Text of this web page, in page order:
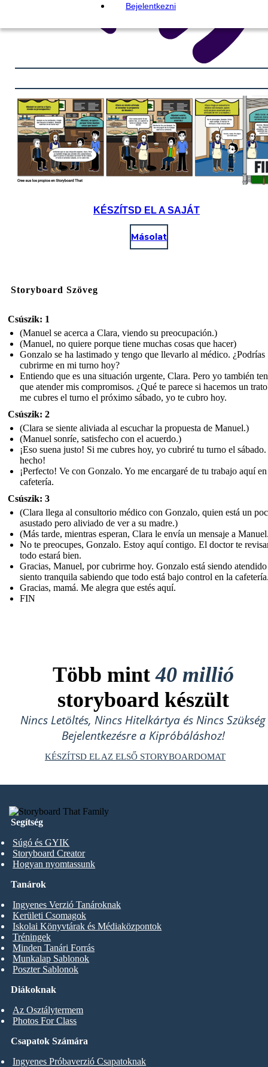
Bejelentkezni
KÉSZÍTSD EL A SAJÁT
Másolat
Storyboard Szöveg
Csúszik: 1
(Manuel se acerca a Clara, viendo su preocupación.)
(Manuel, no quiere porque tiene muchas cosas que hacer)
Gonzalo se ha lastimado y tengo que llevarlo al médico. ¿Podrías
cubrirme en mi turno hoy?
Entiendo que es una situación urgente, Clara. Pero yo también
que atender mis compromisos. ¿Qué te parece si hacemos un
me cubres el turno el próximo sábado, yo te cubro hoy.
Csúszik: 2
(Clara se siente aliviada al escuchar la propuesta de Manuel.)
(Manuel sonríe, satisfecho con el acuerdo.)
¡Eso suena justo! Si me cubres hoy, yo cubriré tu turno el sábado.
hecho!
¡Perfecto! Ve con Gonzalo. Yo me encargaré de tu trabajo aquí
cafetería.
Csúszik: 3
(Clara llega al consultorio médico con Gonzalo, quien está un
asustado pero aliviado de ver a su madre.)
(Más tarde, mientras esperan, Clara le envía un mensaje a
No te preocupes, Gonzalo. Estoy aquí contigo. El doctor te
todo estará bien.
Gracias, Manuel, por cubrirme hoy. Gonzalo está siendo
siento tranquila sabiendo que todo está bajo control en la
Gracias, mamá. Me alegra que estés aquí.
FIN
Több mint40 millió
storyboard készült
Nincs Letöltés, Nincs Hitelkártya és Nincs Szükség
Bejelentkezésre a Kipróbáláshoz!
KÉSZÍTSD EL AZ ELSŐ STORYBOARDOMAT
Segítség
Súgó és GYIK
Storyboard Creator
Hogyan nyomtassunk
Diákoknak
Az Osztálytermem
Photos For Class
Tanárok
Ingyenes Verzió Tanároknak
Kerületi Csomagok
Iskolai Könyvtárak és Médiaközpontok
Tréningek
Minden Tanári Forrás
Munkalap Sablonok
Poszter Sablonok
Csapatok Számára
Ingyenes Próbaverzió Csapatoknak